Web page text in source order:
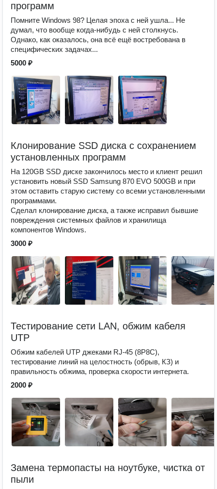
программ
Помните Windows 98? Целая эпоха с ней ушла... Не
думал, что вообще когда-нибудь с ней столкнусь.
Однако, как оказалось, она всё ещё востребована в
специфических задачах...
5000 ₽
Клонирование SSD диска с сохранением
установленных программ
На 120GB SSD диске закончилось место и клиент решил
установить новый SSD Samsung 870 EVO 500GB и при
этом оставить старую систему со всеми установленными
программами.
Сделал клонирование диска, а также исправил бывшие
повреждения системных файлов и хранилища
компонентов Windows.
3000 ₽
Тестирование сети LAN, обжим кабеля
UTP
Обжим кабелей UTP джеками RJ-45 (8P8C),
тестирование линий на целостность (обрыв, КЗ) и
правильность обжима, проверка скорости интернета.
2000 ₽
Замена термопасты на ноутбуке, чистка от
пыли